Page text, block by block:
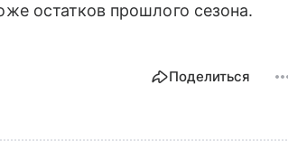
остатков прошлого сезона.
Поделиться